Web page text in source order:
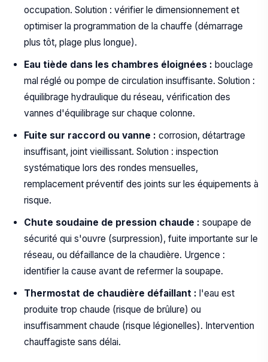
occupation. Solution : vérifier le dimensionnement et
optimiser la programmation de la chauffe (démarrage
plus tôt, plage plus longue).
Eau tiède dans les chambres éloignées : bouclage
mal réglé ou pompe de circulation insuffisante. Solution :
équilibrage hydraulique du réseau, vérification des
vannes d'équilibrage sur chaque colonne.
Fuite sur raccord ou vanne : corrosion, détartrage
insuffisant, joint vieillissant. Solution : inspection
systématique lors des rondes mensuelles,
remplacement préventif des joints sur les équipements à
risque.
Chute soudaine de pression chaude : soupape de
sécurité qui s'ouvre (surpression), fuite importante sur le
réseau, ou défaillance de la chaudière. Urgence :
identifier la cause avant de refermer la soupape.
Thermostat de chaudière défaillant : l'eau est
produite trop chaude (risque de brûlure) ou
insuffisamment chaude (risque légionelles). Intervention
chauffagiste sans délai.